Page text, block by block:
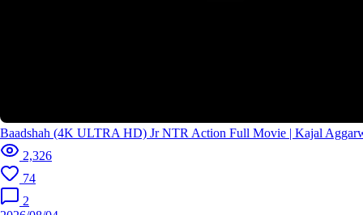
Baadshah (4K ULTRA HD) Jr NTR Action Full Movie | Kajal
2,326
74
2